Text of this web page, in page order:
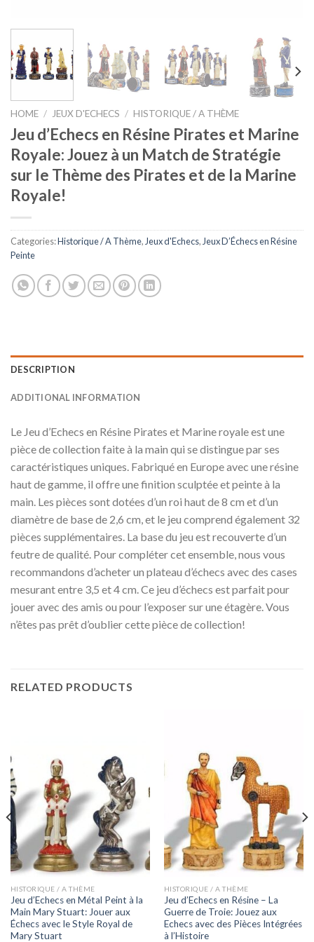
HOME / JEUX D'ECHECS / HISTORIQUE / A THÈME
Jeu d’Echecs en Résine Pirates et Marine
Royale: Jouez à un Match de Stratégie
sur le Thème des Pirates et de la Marine
Royale!
Categories:Historique / A Thème, Jeux d'Echecs, Jeux D’Échecs en Résine
Peinte
DESCRIPTION
ADDITIONAL INFORMATION
Le Jeu d’Echecs en Résine Pirates et Marine royale est une
pièce de collection faite à la main qui se distingue par ses
caractéristiques uniques. Fabriqué en Europe avec une résine
haut de gamme, il offre une finition sculptée et peinte à la
main. Les pièces sont dotées d’un roi haut de 8 cm et d’un
diamètre de base de 2,6 cm, et le jeu comprend également 32
pièces supplémentaires. La base du jeu est recouverte d’un
feutre de qualité. Pour compléter cet ensemble, nous vous
recommandons d’acheter un plateau d’échecs avec des cases
mesurant entre 3,5 et 4 cm. Ce jeu d’échecs est parfait pour
jouer avec des amis ou pour l’exposer sur une étagère. Vous
n’êtes pas prêt d’oublier cette pièce de collection!
RELATED PRODUCTS
HISTORIQUE / A THÈME
Jeu d’Echecs en Métal Peint à la
Main Mary Stuart: Jouer aux
Échecs avec le Style Royal de
Mary Stuart
HISTORIQUE / A THÈME
Jeu d’Echecs en Résine – La
Guerre de Troie: Jouez aux
Echecs avec des Pièces Intégrées
à l’Histoire